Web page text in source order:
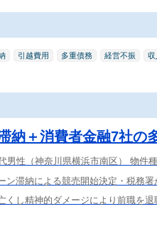
引越費用 多重債務 経営不振 収
納＋消費者金融7社の
男性（神奈川県横浜市南区） 物件
滞納による競売開始決定・税務
し精神的ダメージにより前職を